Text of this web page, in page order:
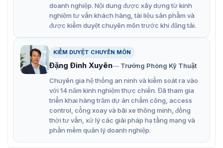
Thẻ có thể được thiết lập chế độ “có ghi nhớ” hoặc
“không ghi nhớ”.
không có ai đi qua.
Chất liệu cao cấp từ thép không gỉ SUS304 có độ
bền cao và chịu được các tác động từ môi trường.
Hệ thống cảm biến hồng ngoại giúp phát hiện và
ngăn chặn tình huống kẹp khi cổng đang đóng hoặc
Khả năng chống bám đuôi, ngăn người khác đi theo
doanh nghiệp. Nội dung được xây dựng từ kinh
nghiệm tư vấn khách hàng, tài liệu sản phẩm và
được kiểm duyệt chuyên môn trước khi đăng tải.
KIỂM DUYỆT CHUYÊN MÔN
Đặng Đình Xuyên
Trưởng Phòng Kỹ Thuật
Chuyên gia hệ thống an ninh và kiểm soát ra vào
với 14 năm kinh nghiệm thực chiến. Đã tham gia
triển khai hàng trăm dự án chấm công, access
control, cổng xoay và bãi xe thông minh, đồng
thời tư vấn, xử lý các giải pháp hạ tầng mạng và
phần mềm quản lý doanh nghiệp.